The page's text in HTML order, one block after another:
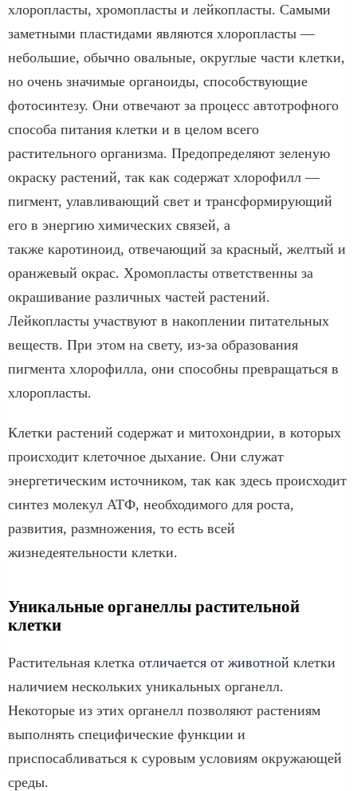
хлоропласты, хромопласты и лейкопласты. Самыми
заметными пластидами являются хлоропласты —
небольшие, обычно овальные, округлые части клетки,
но очень значимые органоиды, способствующие
фотосинтезу. Они отвечают за процесс автотрофного
способа питания клетки и в целом всего
растительного организма. Предопределяют зеленую
окраску растений, так как содержат хлорофилл —
пигмент, улавливающий свет и трансформирующий
его в энергию химических связей, а
также каротиноид, отвечающий за красный, желтый и
оранжевый окрас. Хромопласты ответственны за
окрашивание различных частей растений.
Лейкопласты участвуют в накоплении питательных
веществ. При этом на свету, из-за образования
пигмента хлорофилла, они способны превращаться в
хлоропласты.
Клетки растений содержат и митохондрии, в которых
происходит клеточное дыхание. Они служат
энергетическим источником, так как здесь происходит
синтез молекул АТФ, необходимого для роста,
развития, размножения, то есть всей
жизнедеятельности клетки.
Уникальные органеллы растительной
клетки
Растительная клетка отличается от животной клетки
наличием нескольких уникальных органелл.
Некоторые из этих органелл позволяют растениям
выполнять специфические функции и
приспосабливаться к суровым условиям окружающей
среды.